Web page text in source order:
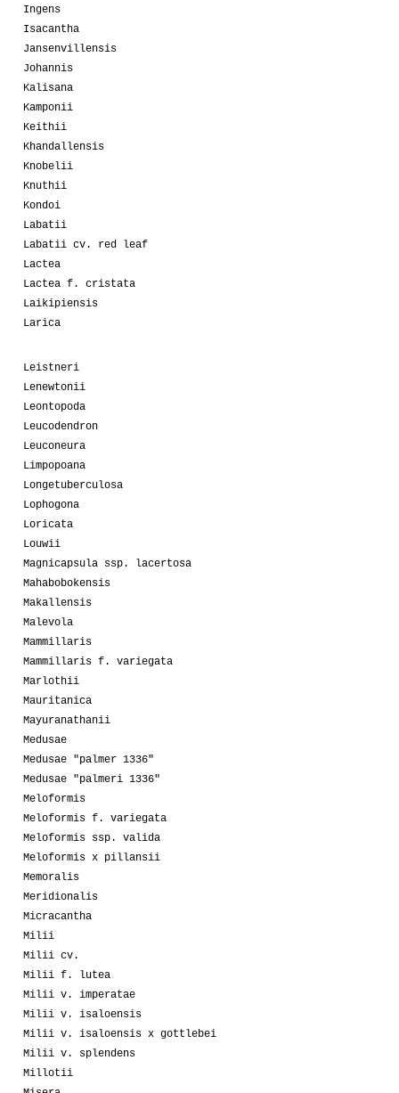
Ingens
Isacantha
Jansenvillensis
Johannis
Kalisana
Kamponii
Keithii
Khandallensis
Knobelii
Knuthii
Kondoi
Labatii
Labatii cv. red leaf
Lactea
Lactea f. cristata
Laikipiensis
Larica
Leistneri
Lenewtonii
Leontopoda
Leucodendron
Leuconeura
Limpopoana
Longetuberculosa
Lophogona
Loricata
Louwii
Magnicapsula ssp. lacertosa
Mahabobokensis
Makallensis
Malevola
Mammillaris
Mammillaris f. variegata
Marlothii
Mauritanica
Mayuranathanii
Medusae
Medusae "palmer 1336"
Medusae "palmeri 1336"
Meloformis
Meloformis f. variegata
Meloformis ssp. valida
Meloformis x pillansii
Memoralis
Meridionalis
Micracantha
Milii
Milii cv.
Milii f. lutea
Milii v. imperatae
Milii v. isaloensis
Milii v. isaloensis x gottlebei
Milii v. splendens
Millotii